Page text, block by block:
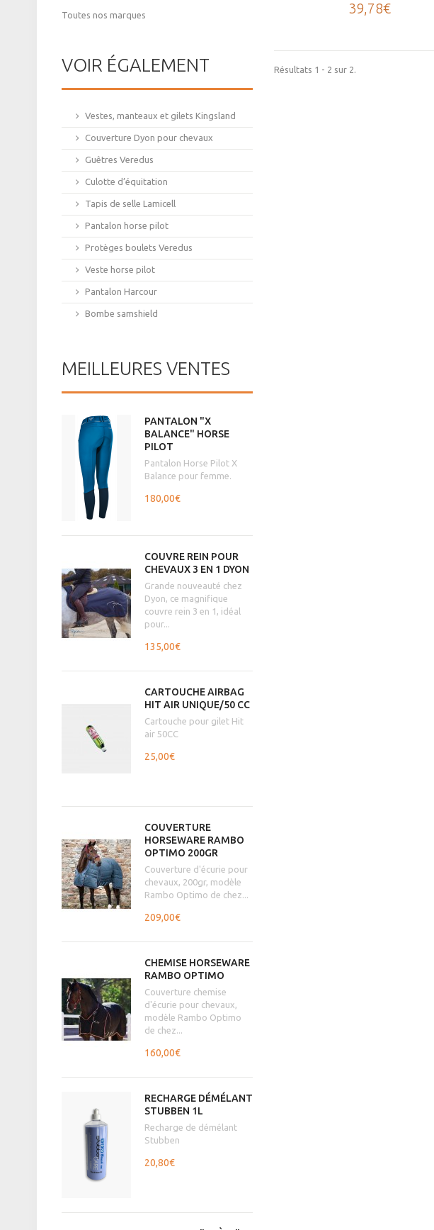
39,78€
Résultats 1 - 2 sur 2.
Toutes nos marques
VOIR ÉGALEMENT
Vestes, manteaux et gilets Kingsland
Couverture Dyon pour chevaux
Guêtres Veredus
Culotte d’équitation
Tapis de selle Lamicell
Pantalon horse pilot
Protèges boulets Veredus
Veste horse pilot
Pantalon Harcour
Bombe samshield
MEILLEURES VENTES
PANTALON "X
BALANCE" HORSE
PILOT
Pantalon Horse Pilot X
Balance pour femme.
180,00€
COUVRE REIN POUR
CHEVAUX 3 EN 1 DYON
Grande nouveauté chez
Dyon, ce magnifique
couvre rein 3 en 1, idéal
pour...
135,00€
CARTOUCHE AIRBAG
HIT AIR UNIQUE/50 CC
Cartouche pour gilet Hit
air 50CC
25,00€
COUVERTURE
HORSEWARE RAMBO
OPTIMO 200GR
Couverture d'écurie pour
chevaux, 200gr, modèle
Rambo Optimo de chez...
209,00€
CHEMISE HORSEWARE
RAMBO OPTIMO
Couverture chemise
d'écurie pour chevaux,
modèle Rambo Optimo
de chez...
160,00€
RECHARGE DÉMÉLANT
STUBBEN 1L
Recharge de démélant
Stubben
20,80€